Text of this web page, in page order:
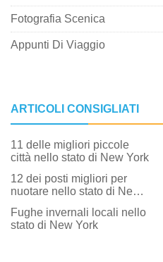
Fotografia Scenica
Appunti Di Viaggio
ARTICOLI CONSIGLIATI
11 delle migliori piccole
città nello stato di New York
12 dei posti migliori per
nuotare nello stato di New
Fughe invernali locali nello
stato di New York